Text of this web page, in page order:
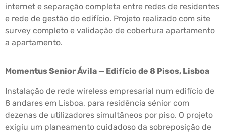
internet e separação completa entre redes de residentes
e rede de gestão do edifício. Projeto realizado com site
survey completo e validação de cobertura apartamento
a apartamento.
Momentus Senior Ávila — Edifício de 8 Pisos, Lisboa
Instalação de rede wireless empresarial num edifício de
8 andares em Lisboa, para residência sénior com
dezenas de utilizadores simultâneos por piso. O projeto
exigiu um planeamento cuidadoso da sobreposição de